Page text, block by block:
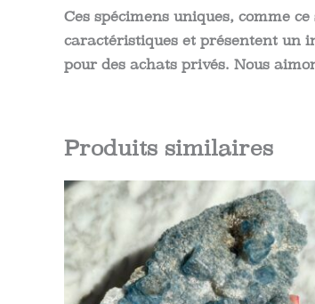
Ces spécimens uniques, comme
caractéristiques et présentent un
pour des achats privés. Nous
Produits similaires